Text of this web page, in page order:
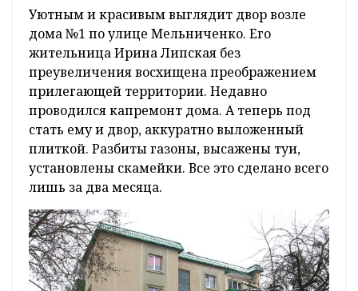
Уютным и красивым выглядит двор возле
дома №1 по улице Мельниченко. Его
жительница Ирина Липская без
преувеличения восхищена преображением
прилегающей территории. Недавно
проводился капремонт дома. А теперь под
стать ему и двор, аккуратно выложенный
плиткой. Разбиты газоны, высажены туи,
установлены скамейки. Все это сделано всего
лишь за два месяца.